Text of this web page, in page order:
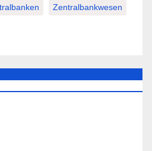
Zentralbankwesen